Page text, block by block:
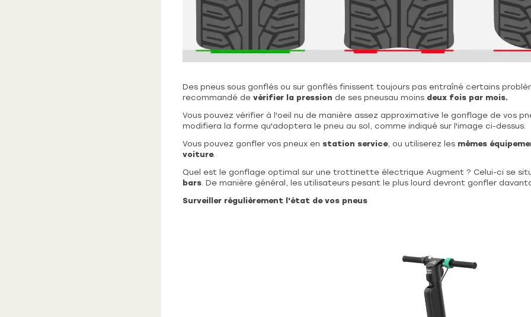
Des pneus sous gonflés ou sur gonflés finissent toujours pas entraîné certains
recommandé de vérifier la pression de ses pneusau moins deux fois par mois.
Vous pouvez vérifier à l'oeil nu de manière assez approximative le gonflage de vos
modifiera la forme qu'adoptera le pneu au sol, comme indiqué sur l'image ci-dessus.
Vous pouvez gonfler vos pneux en station service, ou utiliserez les mêmes
voiture.
Quel est le gonflage optimal sur une trottinette électrique Augment ? Celui-ci se
bars . De manière général, les utilisateurs pesant le plus lourd devront gonfler
Surveiller régulièrement l'état de vos pneus